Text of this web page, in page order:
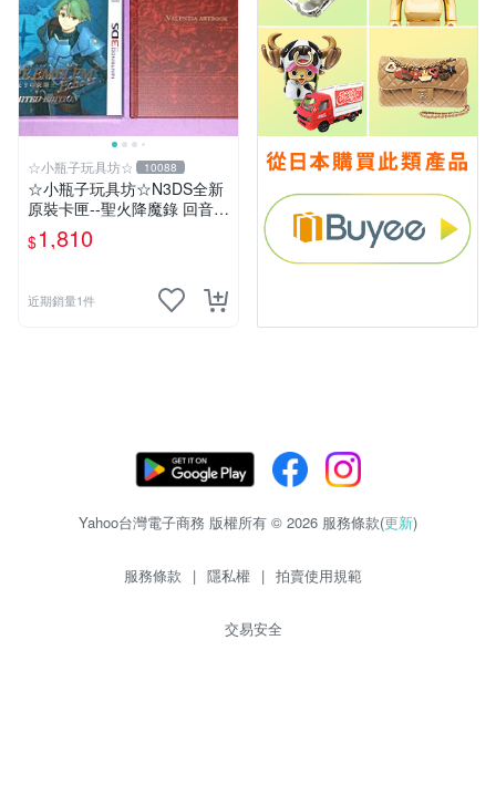
☆小瓶子玩具坊☆ 10088
☆小瓶子玩具坊☆N3DS全新
原裝卡匣--聖火降魔錄 回音
另一名英雄王 中文限定版 (日
文機專用) +特典--迷你美術集
$1,810
近期銷量1件
Yahoo台灣電子商務 版權所有 © 2026 服務條款(更新)
服務條款 | 隱私權 | 拍賣使用規範
交易安全